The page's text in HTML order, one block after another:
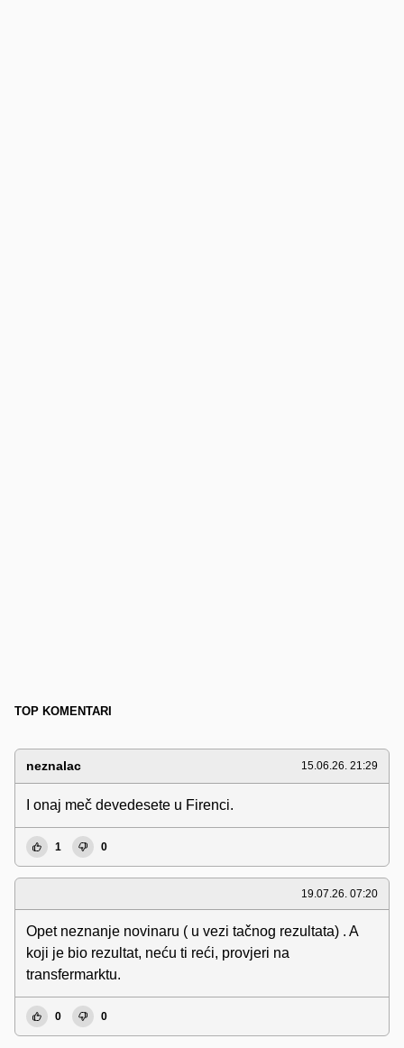
TOP KOMENTARI
neznalac 15.06.26. 21:29
I onaj meč devedesete u Firenci.
1 0
19.07.26. 07:20
Opet neznanje novinaru ( u vezi tačnog rezultata) . A
koji je bio rezultat, neću ti reći, provjeri na
transfermarktu.
0 0